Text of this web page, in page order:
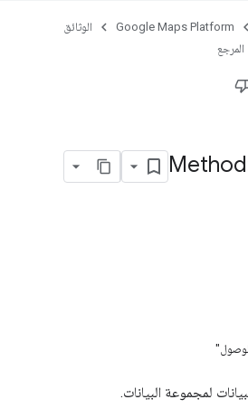
Google Maps Platform
الوثائق
المرجع
لمجموعة البيانات.